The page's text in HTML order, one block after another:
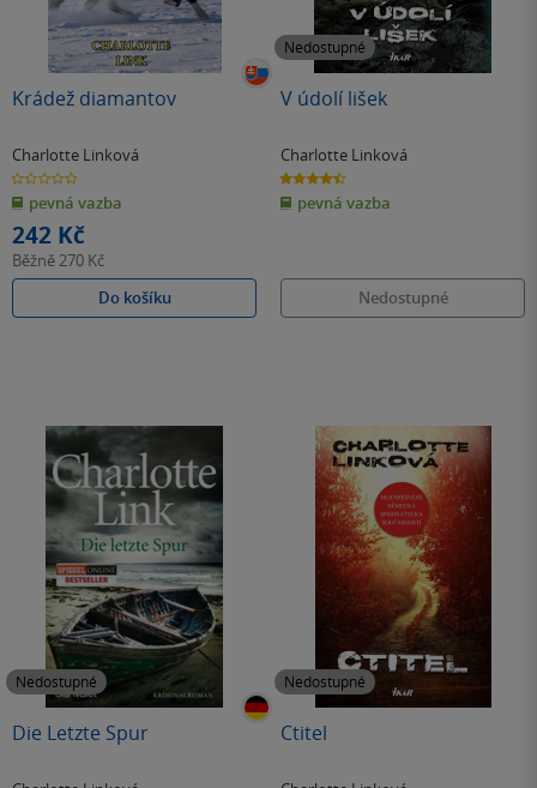
Krádež diamantov
Charlotte Linková
0.0
z
5
hvězdiček
pevná vazba
242 Kč
Běžně270 Kč
Do košíku
Nedostupné
V údolí lišek
Charlotte Linková
4.5
z
5
hvězdiček
pevná vazba
Nedostupné
Nedostupné
Die Letzte Spur
Nedostupné
Ctitel